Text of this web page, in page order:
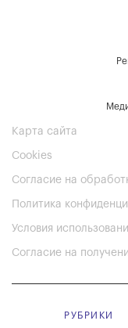
Карта сайта
Cookies
Согласие на
Политика
Условия
Согласие на
РУБРИКИ